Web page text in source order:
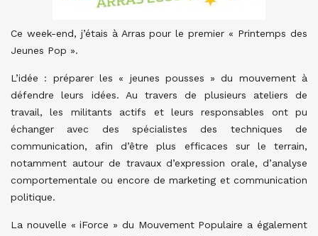
Ce week-end, j’étais à Arras pour le premier « Printemps des
Jeunes Pop ».
L’idée : préparer les « jeunes pousses » du mouvement à
défendre leurs idées. Au travers de plusieurs ateliers de
travail, les militants actifs et leurs responsables ont pu
échanger avec des spécialistes des techniques de
communication, afin d’être plus efficaces sur le terrain,
notamment autour de travaux d’expression orale, d’analyse
comportementale ou encore de marketing et communication
politique.
La nouvelle « iForce » du Mouvement Populaire a également